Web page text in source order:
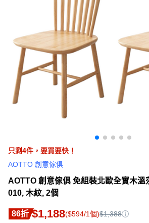
只剩4件， 要買要快！
AOTTO 創意傢俱
AOTTO 創意傢俱 免組裝北歐全實木溫
010, 木紋, 2個
86折 $1,188($594/1個)$1,388